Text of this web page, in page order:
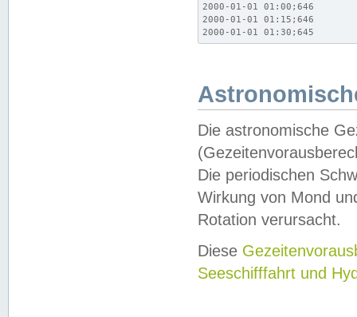
2000-01-01 01:00;646
2000-01-01 01:15;646
2000-01-01 01:30;645
Die astronomische
Die periodischen
Wirkung von Mond
Rotation verursacht.
Diese
Seeschifffahrt und